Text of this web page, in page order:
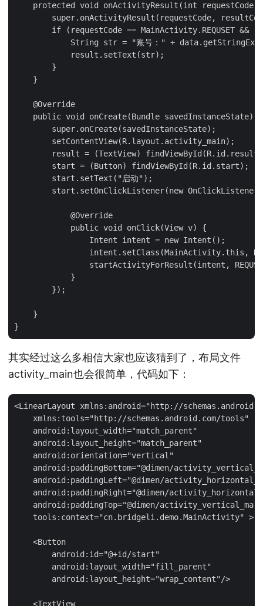
protected void onActivityResult(int
super.onActivityResult(requestCode,
if (requestCode == MainActivity.REQUSET &&
String str = "账号：" +
            result.setText(str);
        }
    }
    @Override
    public void onCreate(Bundle savedInstanceState) {
        super.onCreate(savedInstanceState);
        setContentView(R.layout.activity_main);
result = (TextView)
        start = (Button) findViewById(R.id.start);
        start.setText("启动");
start.setOnClickListener(new
            @Override
            public void onClick(View v) {
                Intent intent = new Intent();
intent.setClass(MainActivity.this,
startActivityForResult(intent,
            }
        });
    }
其实经过这么多相信大家也应该猜到了，布局文件
activity_main也会很简单，代码如下：
<LinearLayout xmlns:android="http://
    xmlns:tools="http://schemas.android.com/tools"
    android:layout_width="match_parent"
    android:layout_height="match_parent"
    android:orientation="vertical"
android:paddingBottom="@dimen/
android:paddingLeft="@dimen/
android:paddingRight="@dimen/
android:paddingTop="@dimen/
    tools:context="cn.bridgeli.demo.MainActivity" >
    <Button
        android:id="@+id/start"
        android:layout_width="fill_parent"
        android:layout_height="wrap_content"/>
    <TextView